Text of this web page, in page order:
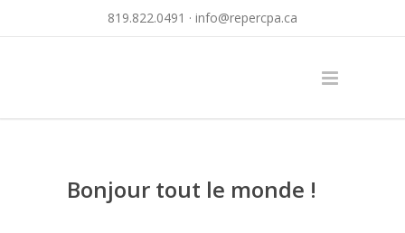
819.822.0491 · info@repercpa.ca
Bonjour tout le monde !